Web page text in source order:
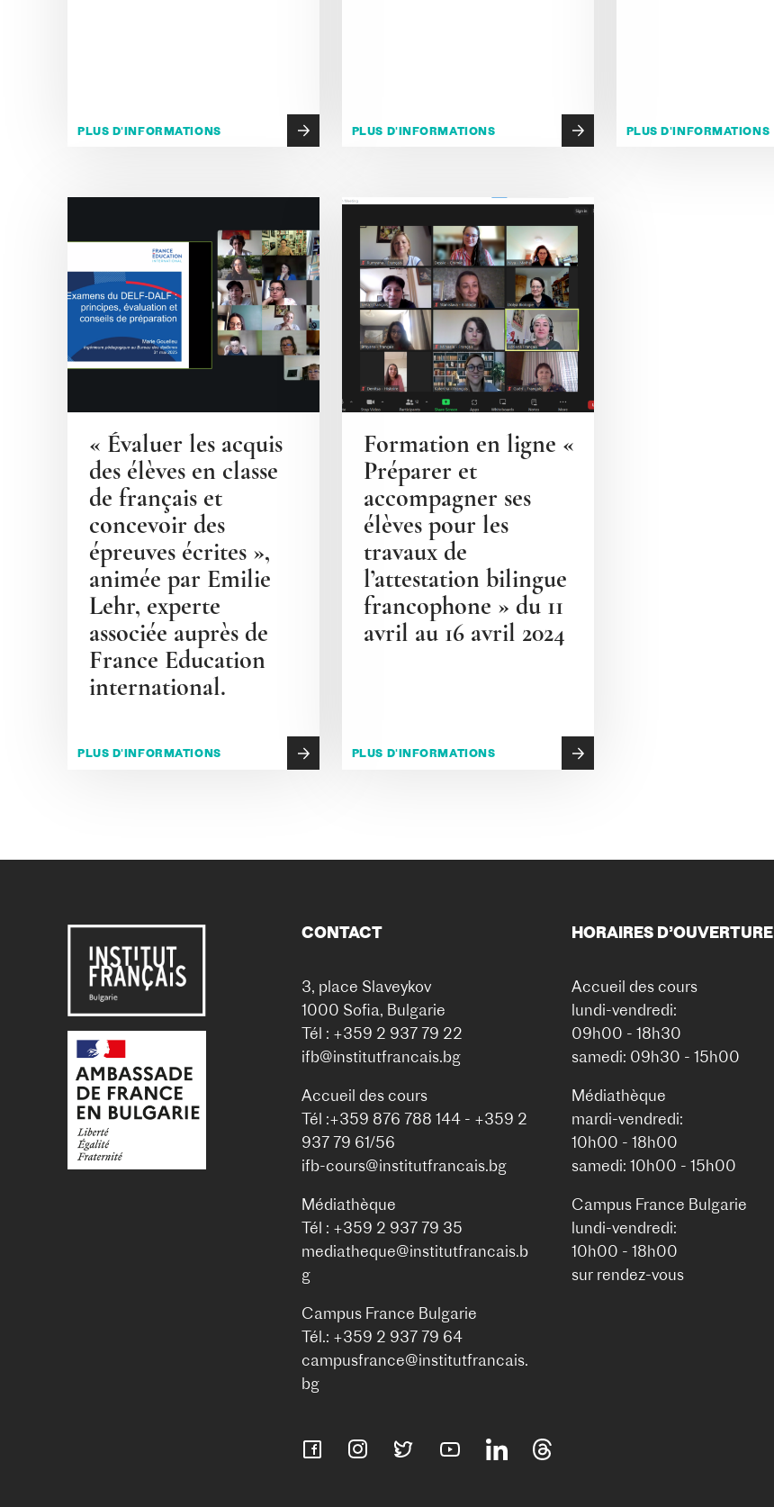
PLUS D'INFORMATIONS PLUS D'INFORMATIONS PLUS D'INFORMATIONS
« Évaluer les acquis
des élèves en classe
de français et
concevoir des
épreuves écrites »,
animée par Emilie
Lehr, experte
associée auprès de
France Education
international.
PLUS D'INFORMATIONS
Formation en ligne «
Préparer et
accompagner ses
élèves pour les
travaux de
l’attestation bilingue
francophone » du 11
avril au 16 avril 2024
PLUS D'INFORMATIONS
CONTACT
3, place Slaveykov
1000 Sofia, Bulgarie
Tél : +359 2 937 79 22
ifb@institutfrancais.bg
Accueil des cours
Tél :+359 876 788 144 - +359 2
937 79 61/56
ifb-cours@institutfrancais.bg
Médiathèque
Tél : +359 2 937 79 35
mediatheque@institutfrancais.b
g
Campus France Bulgarie
Tél.: +359 2 937 79 64
campusfrance@institutfrancais.
bg
HORAIRES D’OUVERTURE
Accueil des cours
lundi-vendredi:
09h00 - 18h30
samedi: 09h30 - 15h00
Médiathèque
mardi-vendredi:
10h00 - 18h00
samedi: 10h00 - 15h00
Campus France Bulgarie
lundi-vendredi:
10h00 - 18h00
sur rendez-vous